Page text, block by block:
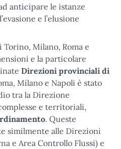
anticipare le istanze
e l’elusione
Milano, Roma e
e la particolare
Direzioni provinciali di
Milano e Napoli è stato
tra la Direzione
e territoriali,
. Queste
similmente alle Direzioni
e Area Controllo Flussi) e